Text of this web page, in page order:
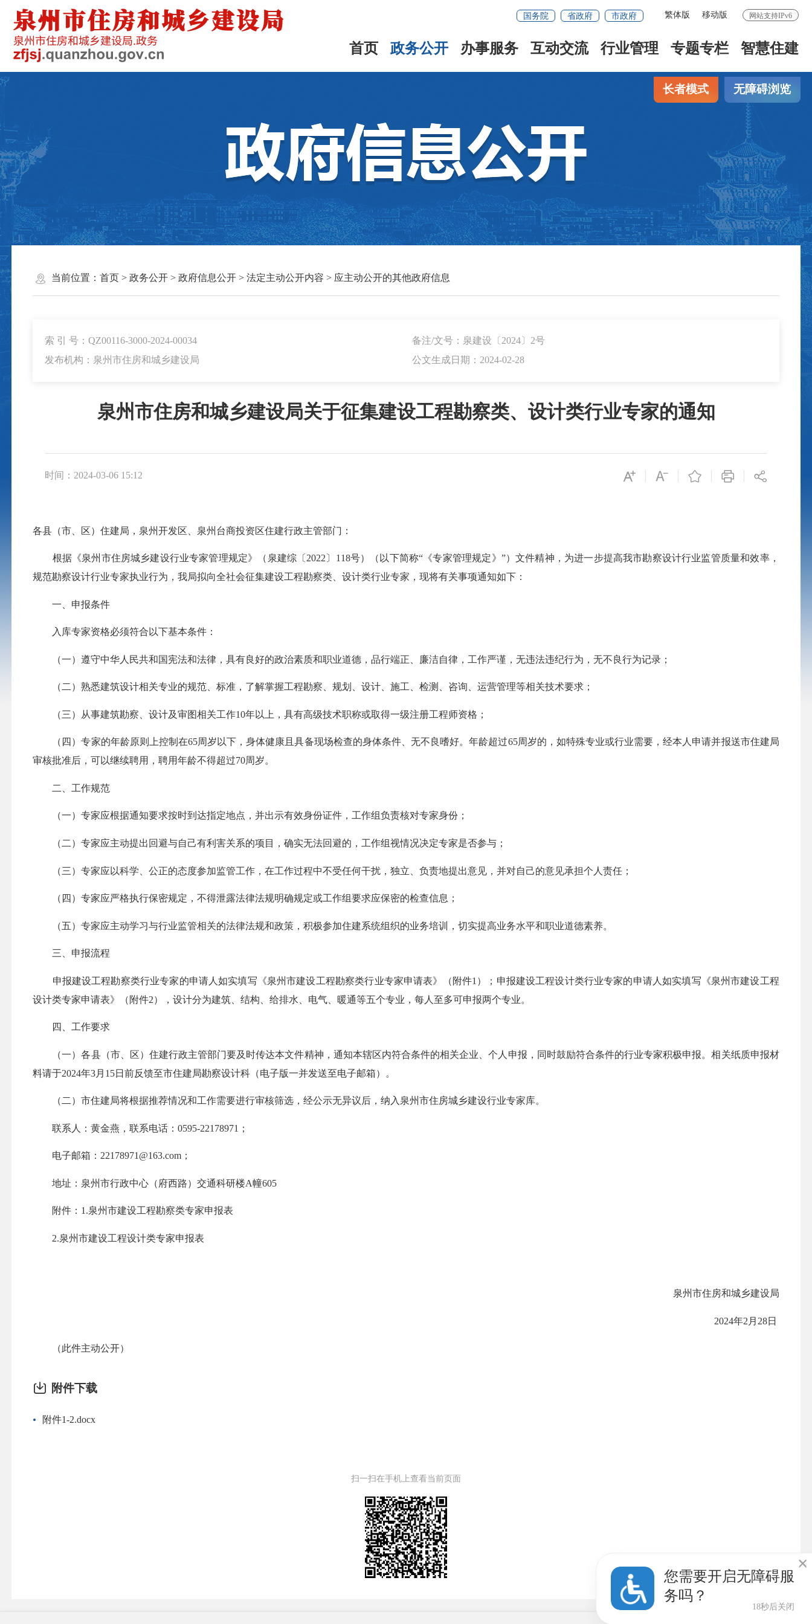
网站支持IPv6
繁体版 移动版
国务院 省政府 市政府
首页 政务公开 办事服务 互动交流 行业管理 专题专栏 智慧住建
长者模式 无障碍浏览
当前位置： 首页> 政务公开> 政府信息公开> 法定主动公开内容 > 应主动公开的其他政府信息
索 引 号：QZ00116-3000-2024-00034
备注/文号：泉建设〔2024〕2号
发布机构：泉州市住房和城乡建设局
公文生成日期：2024-02-28
泉州市住房和城乡建设局关于征集建设工程勘察类、设计类行业专家的通知
时间：2024-03-06 15:12
各县（市、区）住建局，泉州开发区、泉州台商投资区住建行政主管部门：
根据《泉州市住房城乡建设行业专家管理规定》（泉建综〔2022〕118号）（以下简称“《专家管理规定》”）文件精神，为进一步提高我市勘察设计行业监管质量和效率，
规范勘察设计行业专家执业行为，我局拟向全社会征集建设工程勘察类、设计类行业专家，现将有关事项通知如下：
一、申报条件
入库专家资格必须符合以下基本条件：
（一）遵守中华人民共和国宪法和法律，具有良好的政治素质和职业道德，品行端正、廉洁自律，工作严谨，无违法违纪行为，无不良行为记录；
（二）熟悉建筑设计相关专业的规范、标准，了解掌握工程勘察、规划、设计、施工、检测、咨询、运营管理等相关技术要求；
（三）从事建筑勘察、设计及审图相关工作10年以上，具有高级技术职称或取得一级注册工程师资格；
（四）专家的年龄原则上控制在65周岁以下，身体健康且具备现场检查的身体条件、无不良嗜好。年龄超过65周岁的，如特殊专业或行业需要，经本人申请并报送市住建局
审核批准后，可以继续聘用，聘用年龄不得超过70周岁。
二、工作规范
（一）专家应根据通知要求按时到达指定地点，并出示有效身份证件，工作组负责核对专家身份；
（二）专家应主动提出回避与自己有利害关系的项目，确实无法回避的，工作组视情况决定专家是否参与；
（三）专家应以科学、公正的态度参加监管工作，在工作过程中不受任何干扰，独立、负责地提出意见，并对自己的意见承担个人责任；
（四）专家应严格执行保密规定，不得泄露法律法规明确规定或工作组要求应保密的检查信息；
（五）专家应主动学习与行业监管相关的法律法规和政策，积极参加住建系统组织的业务培训，切实提高业务水平和职业道德素养。
三、申报流程
申报建设工程勘察类行业专家的申请人如实填写《泉州市建设工程勘察类行业专家申请表》（附件1）；申报建设工程设计类行业专家的申请人如实填写《泉州市建设工程
设计类专家申请表》（附件2），设计分为建筑、结构、给排水、电气、暖通等五个专业，每人至多可申报两个专业。
四、工作要求
（一）各县（市、区）住建行政主管部门要及时传达本文件精神，通知本辖区内符合条件的相关企业、个人申报，同时鼓励符合条件的行业专家积极申报。相关纸质申报材
料请于2024年3月15日前反馈至市住建局勘察设计科（电子版一并发送至电子邮箱）。
（二）市住建局将根据推荐情况和工作需要进行审核筛选，经公示无异议后，纳入泉州市住房城乡建设行业专家库。
联系人：黄金燕，联系电话：0595-22178971；
电子邮箱：22178971@163.com；
地址：泉州市行政中心（府西路）交通科研楼A幢605
附件：1.泉州市建设工程勘察类专家申报表
2.泉州市建设工程设计类专家申报表
泉州市住房和城乡建设局
2024年2月28日
（此件主动公开）
附件下载
附件1-2.docx
扫一扫在手机上查看当前页面
您需要开启无障碍服
务吗？
18秒后关闭
